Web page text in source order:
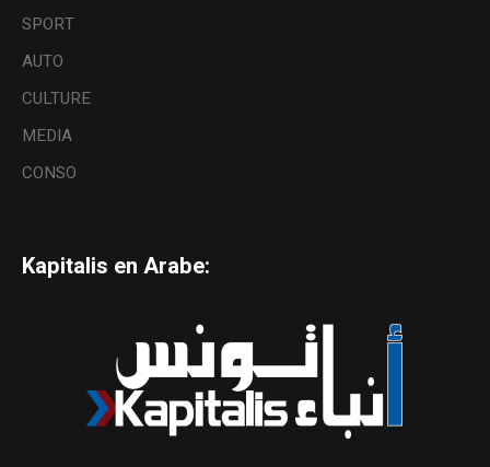
SPORT
AUTO
CULTURE
MEDIA
CONSO
Kapitalis en Arabe: